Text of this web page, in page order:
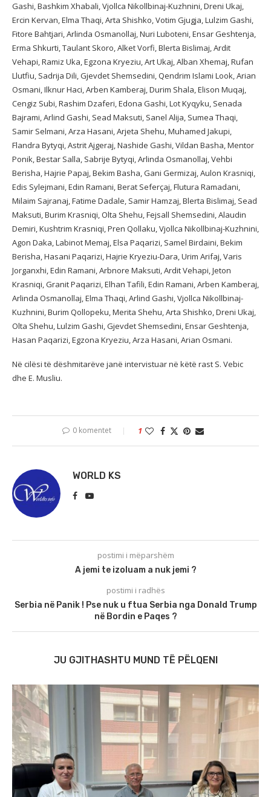
Gashi, Bashkim Xhabali, Vjollca Nikollbinaj-Kuzhnini, Dreni Ukaj,
Ercin Kervan, Elma Thaqi, Arta Shishko, Votim Gjugja, Lulzim Gashi,
Fitore Bahtjari, Arlinda Osmanollaj, Nuri Luboteni, Ensar Geshtenja,
Erma Shkurti, Taulant Skoro, Alket Vorfi, Blerta Bislimaj, Ardit
Vehapi, Ramiz Uka, Egzona Kryeziu, Art Ukaj, Alban Xhemaj, Rufan
Llutfiu, Sadrija Dili, Gjevdet Shemsedini, Qendrim Islami Look, Arian
Osmani, Ilknur Haci, Arben Kamberaj, Durim Shala, Elison Muqaj,
Cengiz Subi, Rashim Dzaferi, Edona Gashi, Lot Kyqyku, Senada
Bajrami, Arlind Gashi, Sead Maksuti, Sanel Alija, Sumea Thaqi,
Samir Selmani, Arza Hasani, Arjeta Shehu, Muhamed Jakupi,
Flandra Bytyqi, Astrit Ajgeraj, Nashide Gashi, Vildan Basha, Mentor
Ponik, Bestar Salla, Sabrije Bytyqi, Arlinda Osmanollaj, Vehbi
Berisha, Hajrie Papaj, Bekim Basha, Gani Germizaj, Aulon Krasniqi,
Edis Sylejmani, Edin Ramani, Berat Seferçaj, Flutura Ramadani,
Milaim Sajranaj, Fatime Dadale, Samir Hamzaj, Blerta Bislimaj, Sead
Maksuti, Burim Krasniqi, Olta Shehu, Fejsall Shemsedini, Alaudin
Demiri, Kushtrim Krasniqi, Pren Qollaku, Vjollca Nikollbinaj-Kuzhnini,
Agon Daka, Labinot Memaj, Elsa Paqarizi, Samel Birdaini, Bekim
Berisha, Hasani Paqarizi, Hajrie Kryeziu-Dara, Urim Arifaj, Varis
Jorganxhi, Edin Ramani, Arbnore Maksuti, Ardit Vehapi, Jeton
Krasniqi, Granit Paqarizi, Elhan Tafili, Edin Ramani, Arben Kamberaj,
Arlinda Osmanollaj, Elma Thaqi, Arlind Gashi, Vjollca Nikollbinaj-
Kuzhnini, Burim Qollopeku, Merita Shehu, Arta Shishko, Dreni Ukaj,
Olta Shehu, Lulzim Gashi, Gjevdet Shemsedini, Ensar Geshtenja,
Hasan Paqarizi, Egzona Kryeziu, Arza Hasani, Arian Osmani.
Në cilësi të dëshmitarëve janë intervistuar në këtë rast S. Vebic
dhe E. Musliu.
0 komentet 1
WORLD KS
postimi i mëparshëm
A jemi te izoluam a nuk jemi ?
postimi i radhës
Serbia në Panik ! Pse nuk u ftua Serbia nga Donald Trump
në Bordin e Paqes ?
JU GJITHASHTU MUND TË PËLQENI